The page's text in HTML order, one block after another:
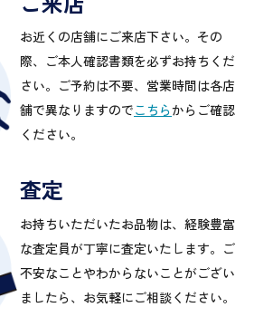
お近くの店舗にご来店下さい。その
際、ご本人確認書類を必ずお持ちくだ
さい。ご予約は不要、営業時間は各店
舗で異なりますのでこちらからご確認
ください。
査定
お持ちいただいたお品物は、経験豊富
な査定員が丁寧に査定いたします。ご
不安なことやわからないことがござい
ましたら、お気軽にご相談ください。